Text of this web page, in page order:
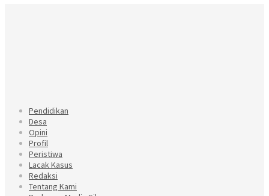
Pendidikan
Desa
Opini
Profil
Peristiwa
Lacak Kasus
Redaksi
Tentang Kami